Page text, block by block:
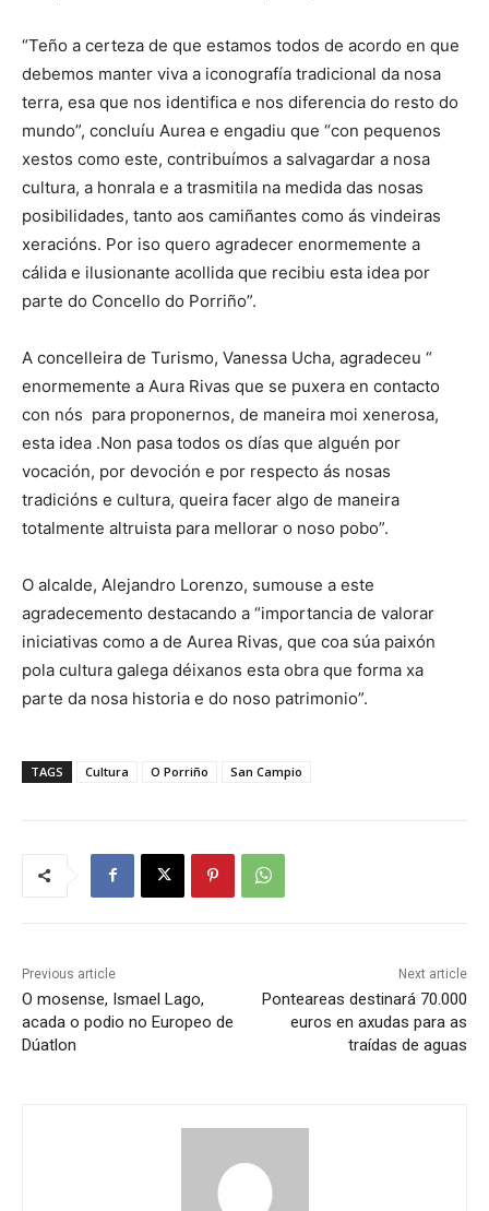
“Teño a certeza de que estamos todos de acordo en que
debemos manter viva a iconografía tradicional da nosa
terra, esa que nos identifica e nos diferencia do resto do
mundo”, concluíu Aurea e engadiu que “con pequenos
xestos como este, contribuímos a salvagardar a nosa
cultura, a honrala e a trasmitila na medida das nosas
posibilidades, tanto aos camiñantes como ás vindeiras
xeracións. Por iso quero agradecer enormemente a
cálida e ilusionante acollida que recibiu esta idea por
parte do Concello do Porriño”.
A concelleira de Turismo, Vanessa Ucha, agradeceu “
enormemente a Aura Rivas que se puxera en contacto
con nós para proponernos, de maneira moi xenerosa,
esta idea .Non pasa todos os días que alguén por
vocación, por devoción e por respecto ás nosas
tradicións e cultura, queira facer algo de maneira
totalmente altruista para mellorar o noso pobo”.
O alcalde, Alejandro Lorenzo, sumouse a este
agradecemento destacando a “importancia de valorar
iniciativas como a de Aurea Rivas, que coa súa paixón
pola cultura galega déixanos esta obra que forma xa
parte da nosa historia e do noso patrimonio”.
TAGS Cultura O Porriño San Campio
Previous article
O mosense, Ismael Lago,
acada o podio no Europeo de
Dúatlon
Next article
Ponteareas destinará 70.000
euros en axudas para as
traídas de aguas